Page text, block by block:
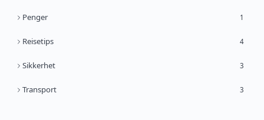
Penger 1
Reisetips 4
Sikkerhet 3
Transport 3